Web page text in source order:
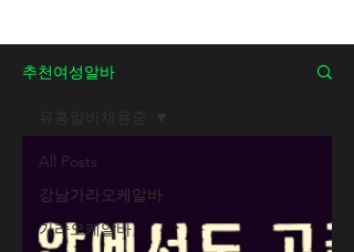
추천여성알바
All Posts
강남가라오케알바
가라오케알바